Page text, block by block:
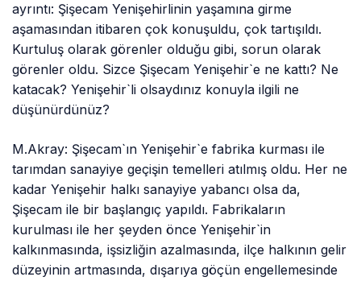
ayrıntı: Şişecam Yenişehirlinin yaşamına girme
aşamasından itibaren çok konuşuldu, çok tartışıldı.
Kurtuluş olarak görenler olduğu gibi, sorun olarak
görenler oldu. Sizce Şişecam Yenişehir`e ne kattı? Ne
katacak? Yenişehir`li olsaydınız konuyla ilgili ne
düşünürdünüz?
M.Akray: Şişecam`ın Yenişehir`e fabrika kurması ile
tarımdan sanayiye geçişin temelleri atılmış oldu. Her ne
kadar Yenişehir halkı sanayiye yabancı olsa da,
Şişecam ile bir başlangıç yapıldı. Fabrikaların
kurulması ile her şeyden önce Yenişehir`in
kalkınmasında, işsizliğin azalmasında, ilçe halkının gelir
düzeyinin artmasında, dışarıya göçün engellemesinde